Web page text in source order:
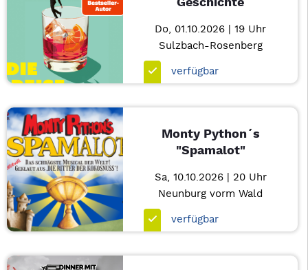
Do, 01.10.2026 | 19 Uhr
Sulzbach-Rosenberg
verfügbar
Monty Python´s
"Spamalot"
Sa, 10.10.2026 | 20 Uhr
Neunburg vorm Wald
verfügbar